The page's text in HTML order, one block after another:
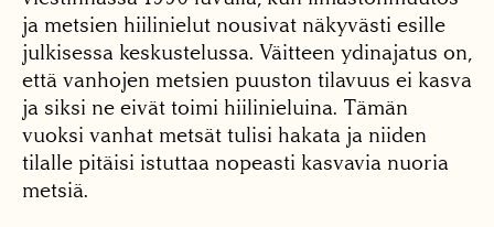
ja metsien hiilinielut nousivat näkyvästi esille
julkisessa keskustelussa. Väitteen ydinajatus on,
että vanhojen metsien puuston tilavuus ei kasva
ja siksi ne eivät toimi hiilinieluina. Tämän
vuoksi vanhat metsät tulisi hakata ja niiden
tilalle pitäisi istuttaa nopeasti kasvavia nuoria
metsiä.